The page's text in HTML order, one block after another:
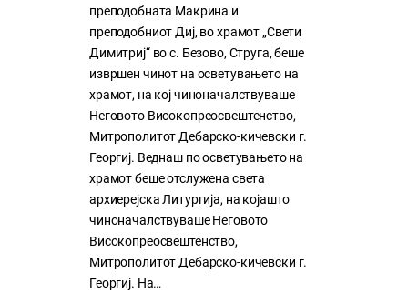
преподобната Макрина и
преподобниот Диј, во храмот „Свети
Димитриј“ во с. Безово, Струга, беше
извршен чинот на осветувањето на
храмот, на кој чиноначалствуваше
Неговото Високопреосвештенство,
Митрополитот Дебарско-кичевски г.
Георгиј. Веднаш по осветувањето на
храмот беше отслужена света
архиерејска Литургија, на којашто
чиноначалствуваше Неговото
Високопреосвештенство,
Митрополитот Дебарско-кичевски г.
Георгиј. На…